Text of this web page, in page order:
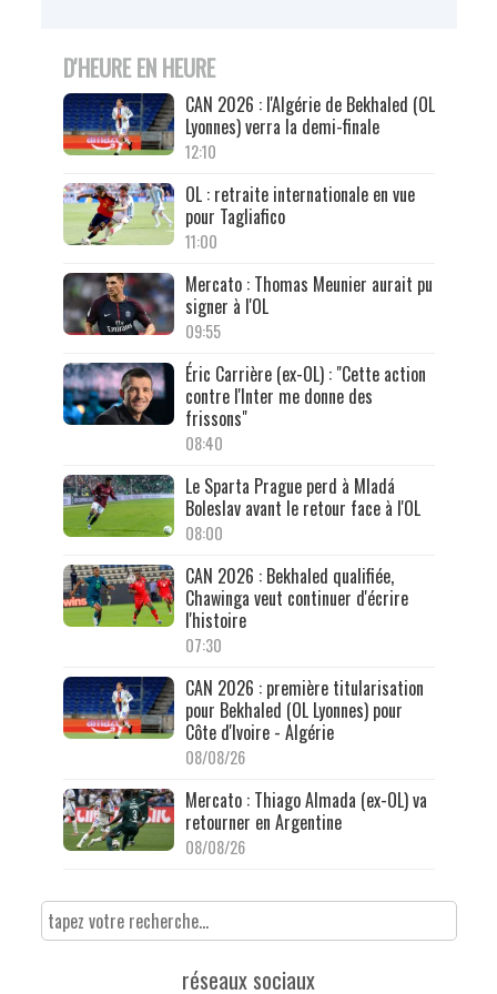
D'HEURE EN HEURE
CAN 2026 : l'Algérie de Bekhaled (OL
Lyonnes) verra la demi-finale
12:10
OL : retraite internationale en vue
pour Tagliafico
11:00
Mercato : Thomas Meunier aurait pu
signer à l'OL
09:55
Éric Carrière (ex-OL) : "Cette action
contre l'Inter me donne des
frissons"
08:40
Le Sparta Prague perd à Mladá
Boleslav avant le retour face à l'OL
08:00
CAN 2026 : Bekhaled qualifiée,
Chawinga veut continuer d'écrire
l'histoire
07:30
CAN 2026 : première titularisation
pour Bekhaled (OL Lyonnes) pour
Côte d'Ivoire - Algérie
08/08/26
Mercato : Thiago Almada (ex-OL) va
retourner en Argentine
08/08/26
réseaux sociaux